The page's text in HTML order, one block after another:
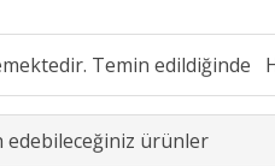
Temin edildiğinde
ürünler